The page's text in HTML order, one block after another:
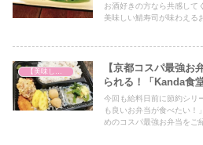
お酒好きの方なら共感して
美味しい鯖寿司が味わえる
【京都コスパ最強お
られる！「Kanda食
今回も給料日前に節約シリ
も良いお弁当が食べたい！
めのコスパ最強お弁当をご